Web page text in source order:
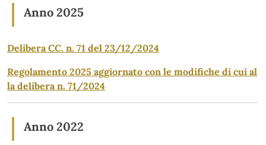
Anno 2025
Delibera CC. n. 71 del 23/12/2024
Regolamento 2025 aggiornato con le modifiche di cui al
la delibera n. 71/2024
Anno 2022